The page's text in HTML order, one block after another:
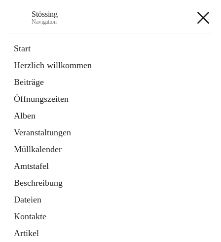
Stössing
Navigation
Start
Herzlich willkommen
Beiträge
Öffnungszeiten
Alben
Veranstaltungen
Müllkalender
Amtstafel
Beschreibung
Dateien
Kontakte
Artikel
Datei
in
Tab
Kindergarten
öffnet
in
neuem
Tab